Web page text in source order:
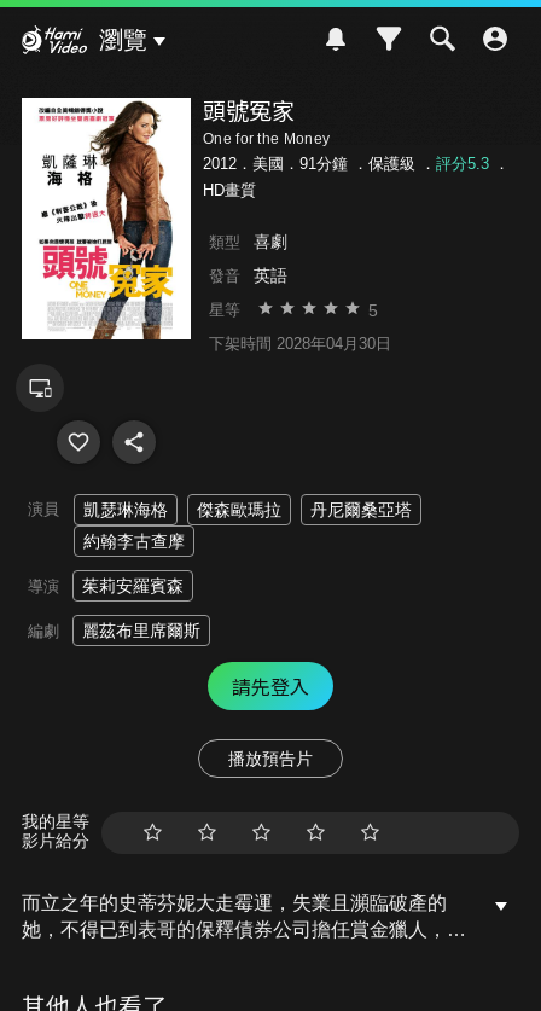
瀏覽
頭號冤家
One for the Money
2012．美國．91分鐘 ． 保護級 ． 評分5.3．
HD畫質
類型 喜劇
發音 英語
星等 5
下架時間 2028年04月30日
演員 凱瑟琳海格 傑森歐瑪拉
丹尼爾桑亞塔
約翰李古查摩
導演 茱莉安羅賓森
編劇 麗茲布里席爾斯
請先登入
播放預告片
我的星等
影片給分
而立之年的史蒂芬妮大走霉運，失業且瀕臨破產的
她，不得已到表哥的保釋債券公司擔任賞金獵人，急